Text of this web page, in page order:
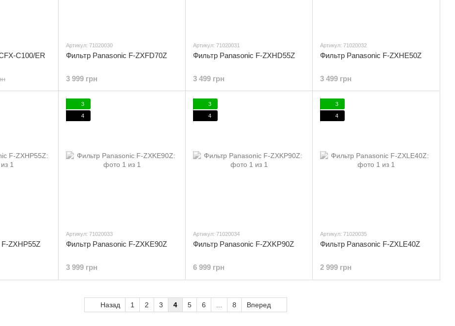
C100/ER
Артикул: 71020030
Фильтр Panasonic F-ZXFD70Z
3 999 грн
Артикул: 71020031
Фильтр Panasonic F-ZXHD55Z
3 499 грн
Артикул: 71020032
Фильтр Panasonic F-ZXHE50Z
3 499 грн
ZXHP55Z
3
4
Артикул: 71020033
Фильтр Panasonic F-ZXKE90Z
3 999 грн
3
4
Артикул: 71020034
Фильтр Panasonic F-ZXKP90Z
6 999 грн
3
4
Артикул: 71020035
Фильтр Panasonic F-ZXLE40Z
2 999 грн
Назад 1 2 3 4 5 6 8 Вперед